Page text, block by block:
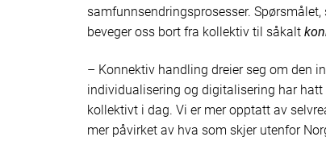
samfunnsendringsprosesser.
beveger oss bort fra kollektiv til såkalt
– Konnektiv handling dreier seg om den
individualisering og digitalisering har
kollektivt i dag. Vi er mer opptatt av
mer påvirket av hva som skjer utenfor